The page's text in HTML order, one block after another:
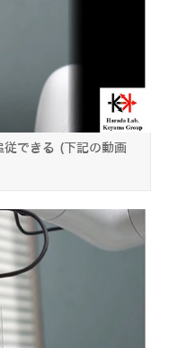
従できる (下記の動画